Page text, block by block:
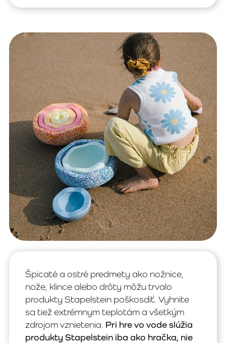
Špicaté a ostré predmety ako nožnice,
nože, klince alebo drôty môžu trvalo
produkty Stapelstein poškosdiť. Vyhnite
sa tiež extrémnym teplotám a všetkým
zdrojom vznietenia. Pri hre vo vode slúžia
produkty Stapelstein iba ako hračka, nie